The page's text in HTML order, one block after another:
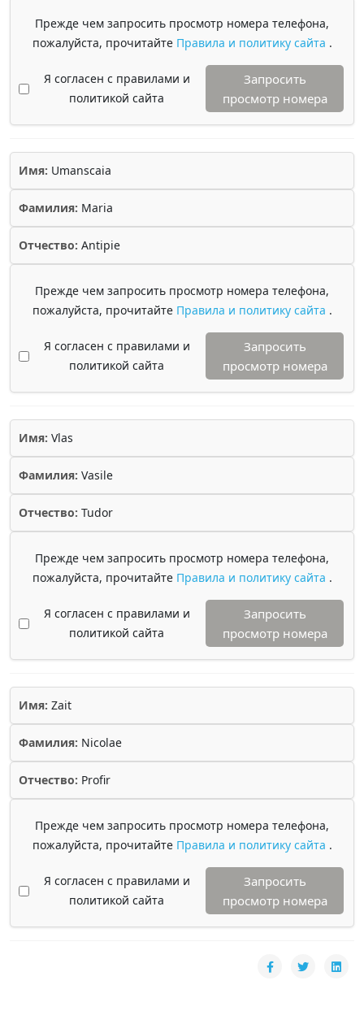
Прежде чем запросить просмотр номера телефона,
пожалуйста, прочитайте Правила и политику сайта .
Я согласен с правилами и
политикой сайта
Запросить
просмотр номера
Имя: Umanscaia
Фамилия: Maria
Отчество: Antipie
Прежде чем запросить просмотр номера телефона,
пожалуйста, прочитайте Правила и политику сайта .
Я согласен с правилами и
политикой сайта
Запросить
просмотр номера
Имя: Vlas
Фамилия: Vasile
Отчество: Tudor
Прежде чем запросить просмотр номера телефона,
пожалуйста, прочитайте Правила и политику сайта .
Я согласен с правилами и
политикой сайта
Запросить
просмотр номера
Имя: Zait
Фамилия: Nicolae
Отчество: Profir
Прежде чем запросить просмотр номера телефона,
пожалуйста, прочитайте Правила и политику сайта .
Я согласен с правилами и
политикой сайта
Запросить
просмотр номера